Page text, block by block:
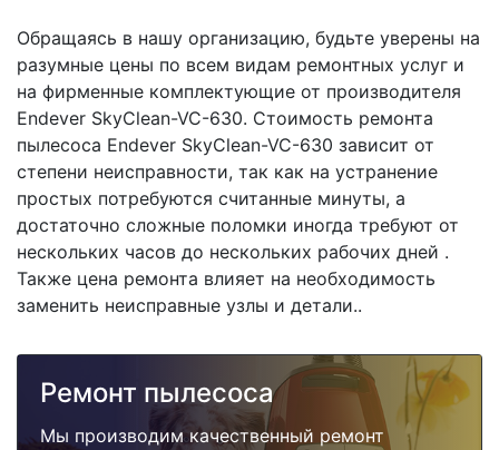
Обращаясь в нашу организацию, будьте уверены на
разумные цены по всем видам ремонтных услуг и
на фирменные комплектующие от производителя
Endever SkyClean-VC-630. Стоимость ремонта
пылесоса Endever SkyClean-VC-630 зависит от
степени неисправности, так как на устранение
простых потребуются считанные минуты, а
достаточно сложные поломки иногда требуют от
нескольких часов до нескольких рабочих дней .
Также цена ремонта влияет на необходимость
заменить неисправные узлы и детали..
Ремонт пылесоса
Мы производим качественный ремонт